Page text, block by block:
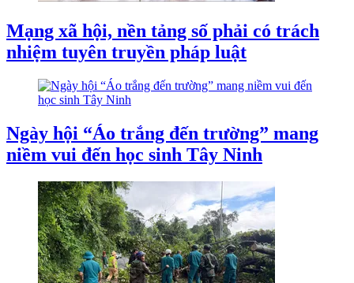
Mạng xã hội, nền tảng số phải có trách
nhiệm tuyên truyền pháp luật
Ngày hội “Áo trắng đến trường” mang
niềm vui đến học sinh Tây Ninh